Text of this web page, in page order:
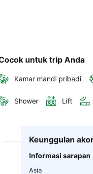
untuk trip Anda
Kamar mandi pribadi
Shower Lift
Keunggulan
Informasi sarapan
Asia